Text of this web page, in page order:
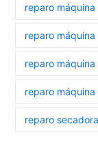
reparo
reparo
reparo
reparo
reparo